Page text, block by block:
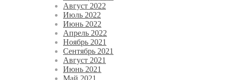
Август 2022
Июль 2022
Июнь 2022
Апрель 2022
Ноябрь 2021
Сентябрь 2021
Август 2021
Июнь 2021